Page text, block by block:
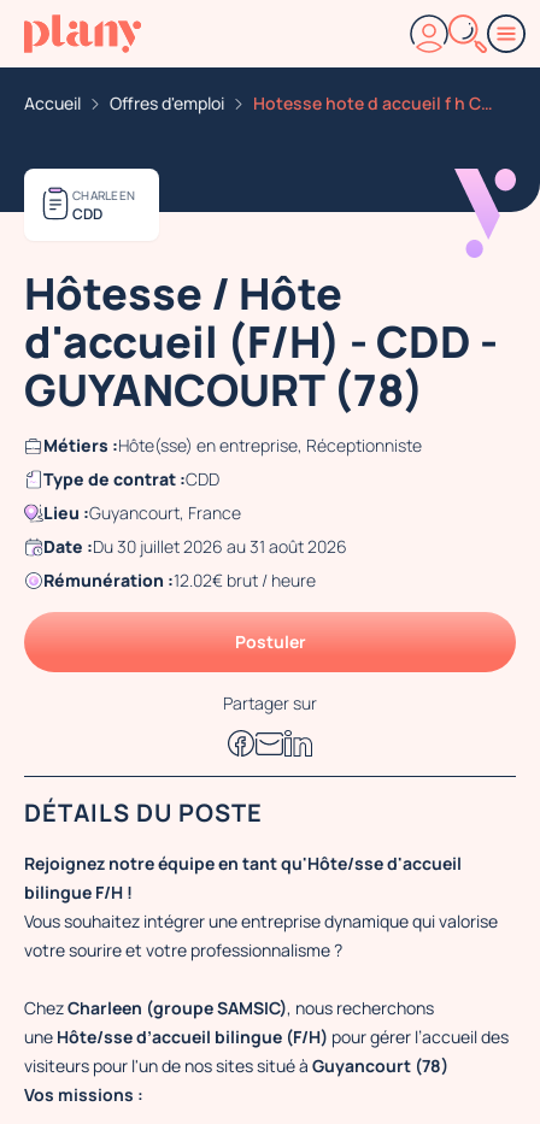
Accueil Offres d'emploi Hotesse hote d accueil f h CDD guyancourt 78
CHARLEEN
CDD
Hôtesse / Hôte
d'accueil (F/H) - CDD -
GUYANCOURT (78)
Métiers :Hôte(sse) en entreprise, Réceptionniste
Type de contrat :CDD
Lieu :Guyancourt, France
Date :Du 30 juillet 2026 au 31 août 2026
Rémunération :12.02€ brut / heure
Postuler
Partager sur
DÉTAILS DU POSTE
Rejoignez notre équipe en tant qu'Hôte/sse d'accueil
bilingue F/H !
Vous souhaitez intégrer une entreprise dynamique qui valorise
votre sourire et votre professionnalisme ?
ChezCharleen (groupe SAMSIC), nous recherchons
une Hôte/sse d’accueil bilingue (F/H) pour gérer l’accueil des
visiteurs pour l'un de nos sites situé à Guyancourt (78)
Vos missions :